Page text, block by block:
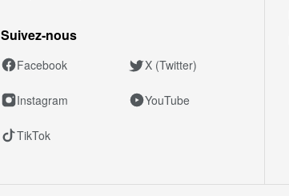
Suivez‑nous
Facebook X (Twitter)
Instagram YouTube
TikTok